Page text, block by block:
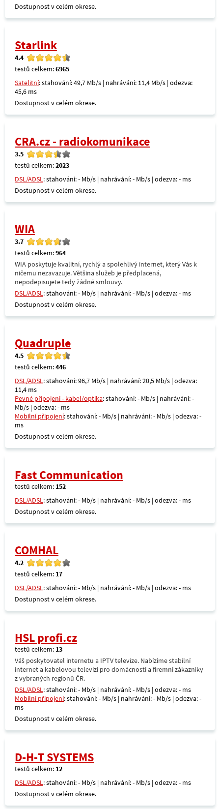
Dostupnost v celém okrese.
Starlink
4.4
testů celkem:6965
Satelitní: stahování: 49,7 Mb/s | nahrávání: 11,4 Mb/s | odezva:
45,6 ms
Dostupnost v celém okrese.
CRA.cz - radiokomunikace
3.5
testů celkem:2023
DSL/ADSL: stahování: - Mb/s | nahrávání: - Mb/s | odezva: - ms
Dostupnost v celém okrese.
WIA
3.7
testů celkem:964
WIA poskytuje kvalitní, rychlý a spolehlivý internet, který Vás k
ničemu nezavazuje. Většina služeb je předplacená,
nepodepisujete tedy žádné smlouvy.
DSL/ADSL: stahování: - Mb/s | nahrávání: - Mb/s | odezva: - ms
Dostupnost v celém okrese.
Quadruple
4.5
testů celkem:446
DSL/ADSL: stahování: 96,7 Mb/s | nahrávání: 20,5 Mb/s | odezva:
11,4 ms
Pevné připojení - kabel/optika: stahování: - Mb/s | nahrávání: -
Mb/s | odezva: - ms
Mobilní připojení: stahování: - Mb/s | nahrávání: - Mb/s | odezva: -
ms
Dostupnost v celém okrese.
Fast Communication
testů celkem: 152
DSL/ADSL: stahování: - Mb/s | nahrávání: - Mb/s | odezva: - ms
Dostupnost v celém okrese.
COMHAL
4.2
testů celkem: 17
DSL/ADSL: stahování: - Mb/s | nahrávání: - Mb/s | odezva: - ms
Dostupnost v celém okrese.
HSL profi.cz
testů celkem: 13
Váš poskytovatel internetu a IPTV televize. Nabízíme stabilní
internet a kabelovou televizi pro domácnosti a firemní zákazníky
z vybraných regionů ČR.
DSL/ADSL: stahování: - Mb/s | nahrávání: - Mb/s | odezva: - ms
Mobilní připojení: stahování: - Mb/s | nahrávání: - Mb/s | odezva: -
ms
Dostupnost v celém okrese.
D-H-T SYSTEMS
testů celkem: 12
DSL/ADSL: stahování: - Mb/s | nahrávání: - Mb/s | odezva: - ms
Dostupnost v celém okrese.